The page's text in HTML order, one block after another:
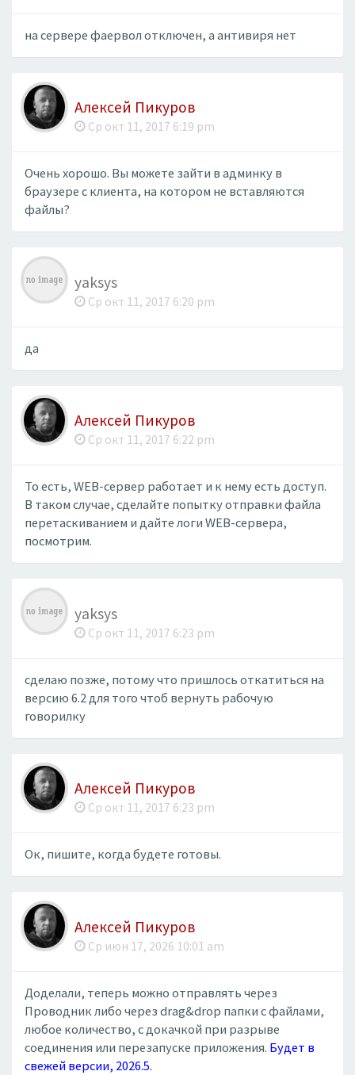
на сервере фаервол отключен, а антивиря нет
Алексей Пикуров
Ср окт 11, 2017 6:19 pm
Очень хорошо. Вы можете зайти в админку в
браузере с клиента, на котором не вставляются
файлы?
yaksys
Ср окт 11, 2017 6:20 pm
да
Алексей Пикуров
Ср окт 11, 2017 6:22 pm
То есть, WEB-сервер работает и к нему есть доступ.
В таком случае, сделайте попытку отправки файла
перетаскиванием и дайте логи WEB-сервера,
посмотрим.
yaksys
Ср окт 11, 2017 6:23 pm
сделаю позже, потому что пришлось откатиться на
версию 6.2 для того чтоб вернуть рабочую
говорилку
Алексей Пикуров
Ср окт 11, 2017 6:23 pm
Ок, пишите, когда будете готовы.
Алексей Пикуров
Ср июн 17, 2026 10:01 am
Доделали, теперь можно отправлять через
Проводник либо через drag&drop папки с файлами,
любое количество, с докачкой при разрыве
соединения или перезапуске приложения. Будет в
свежей версии, 2026.5.